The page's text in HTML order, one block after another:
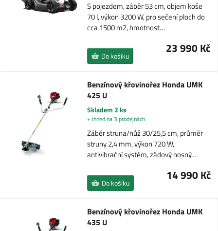
S pojezdem, záběr 53 cm, objem koše
70 l, výkon 3200 W, pro sečení ploch do
cca 1500 m2, hmotnost…
23 990 Kč
Do košíku
Benzínový křovinořez Honda UMK
425 U
Skladem 2 ks
+ ihned na 3 prodejnách
Záběr struna/nůž 30/25,5 cm, průměr
struny 2,4 mm, výkon 720 W,
antivibrační systém, zádový nosný…
14 990 Kč
Do košíku
Benzínový křovinořez Honda UMK
435 U